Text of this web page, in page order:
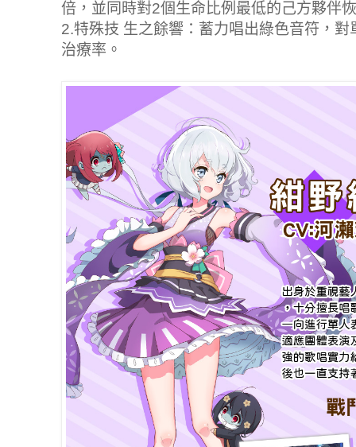
倍，並同時對2個生命比例最低的己方夥伴
2.特殊技 生之餘響：蓄力唱出綠色音符，
治療率。